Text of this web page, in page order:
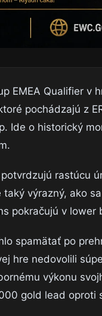
EMEA Qualifier
pochádzajú z
Ide o historický
rastúcu
taký výrazný, ako
pokračujú v lower
spamätať po
hre nedovolili
výkonu
gold lead oproti